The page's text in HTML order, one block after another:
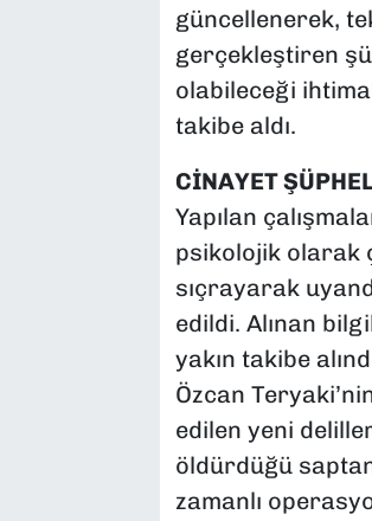
güncellenerek,
gerçekleştiren
olabileceği
takibe aldı.
CİNAYET
Yapılan
psikolojik olarak
sıçrayarak
edildi. Alınan
yakın takibe
Özcan
edilen yeni
öldürdüğü
zamanlı